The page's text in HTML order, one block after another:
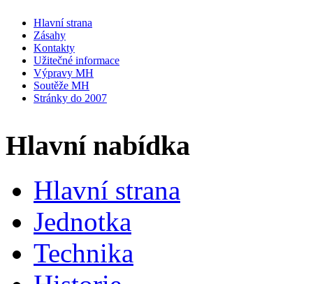
Hlavní strana
Zásahy
Kontakty
Užitečné informace
Výpravy MH
Soutěže MH
Stránky do 2007
Hlavní nabídka
Hlavní strana
Jednotka
Technika